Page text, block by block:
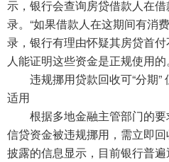
示，银行会查询房贷借款人在
录。“如果借款人在这期间有消
录，银行有理由怀疑其房贷首
人能证明这些资金是正规使用的
违规挪用贷款回收可“分期
适用
根据多地金融主管部门的
信贷资金被违规挪用，需立即
披露的信息显示，目前银行普遍